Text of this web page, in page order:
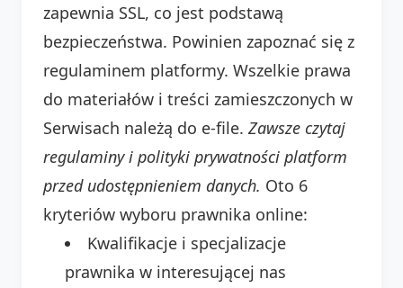
zapewnia SSL, co jest podstawą
bezpieczeństwa. Powinien zapoznać się z
regulaminem platformy. Wszelkie prawa
do materiałów i treści zamieszczonych w
Serwisach należą do e-file. Zawsze czytaj
regulaminy i polityki prywatności platform
przed udostępnieniem danych. Oto 6
kryteriów wyboru prawnika online:
Kwalifikacje i specjalizacje
prawnika w interesującej nas